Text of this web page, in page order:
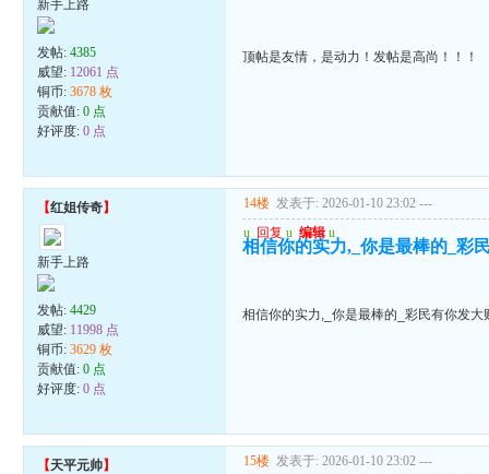
新手上路
发帖:4385
威望: 12061 点
铜币:3678 枚
贡献值:0 点
好评度:0 点
顶帖是友情，是动力！发帖是高尚！！！
【红姐传奇】
新手上路
发帖:4429
威望: 11998 点
铜币:3629 枚
贡献值:0 点
好评度:0 点
14楼 发表于: 2026-01-10 23:02 ---
u 回复 u 编辑 u
相信你的实力,_你是最棒的_彩
相信你的实力,_你是最棒的_彩民有你发大
【天平元帅】 15楼 发表于: 2026-01-10 23:02 ---